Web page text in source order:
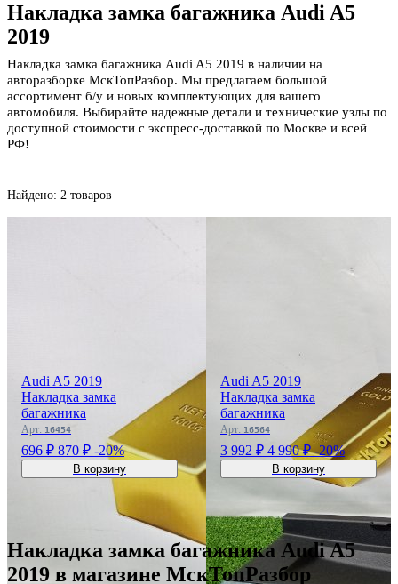
Накладка замка багажника Audi A5
2019
Накладка замка багажника Audi A5 2019 в наличии на
авторазборке МскТопРазбор. Мы предлагаем большой
ассортимент б/у и новых комплектующих для вашего
автомобиля. Выбирайте надежные детали и технические узлы по
доступной стоимости с экспресс-доставкой по Москве и всей
РФ!
Найдено: 2 товаров
Audi A5 2019
Накладка замка
багажника
Арт: 16454
696 ₽ 870 ₽ -20%
В корзину
Audi A5 2019
Накладка замка
багажника
Арт: 16564
3 992 ₽ 4 990 ₽-20%
В корзину
Накладка замка багажника Audi A5
2019 в магазине МскТопРазбор